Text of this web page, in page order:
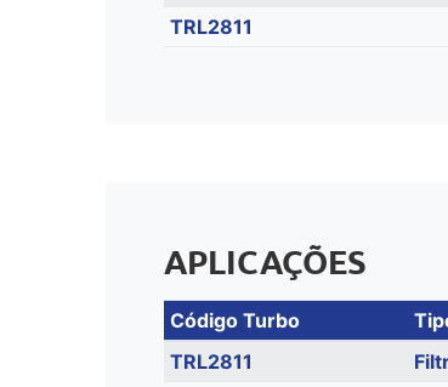
TRL2811
APLICAÇÕES
Código Turbo
TRL2811